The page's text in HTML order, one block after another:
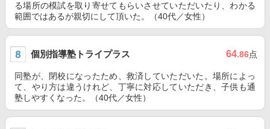
る場所の模試を取り寄せてもらいさせていただいたり、わかる
範囲ではあるが親切にして頂いた。（40代／女性）
個別指導塾トライプラス 64.86点
同塾が、閉校になったため、救済していただいた。場所によっ
て、やり方は違うけれど、丁寧に対応していただき、子供も通
塾しやすくなった。（40代／女性）